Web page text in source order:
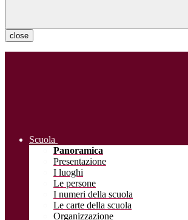
close
Scuola
Panoramica
Presentazione
I luoghi
Le persone
I numeri della scuola
Le carte della scuola
Organizzazione